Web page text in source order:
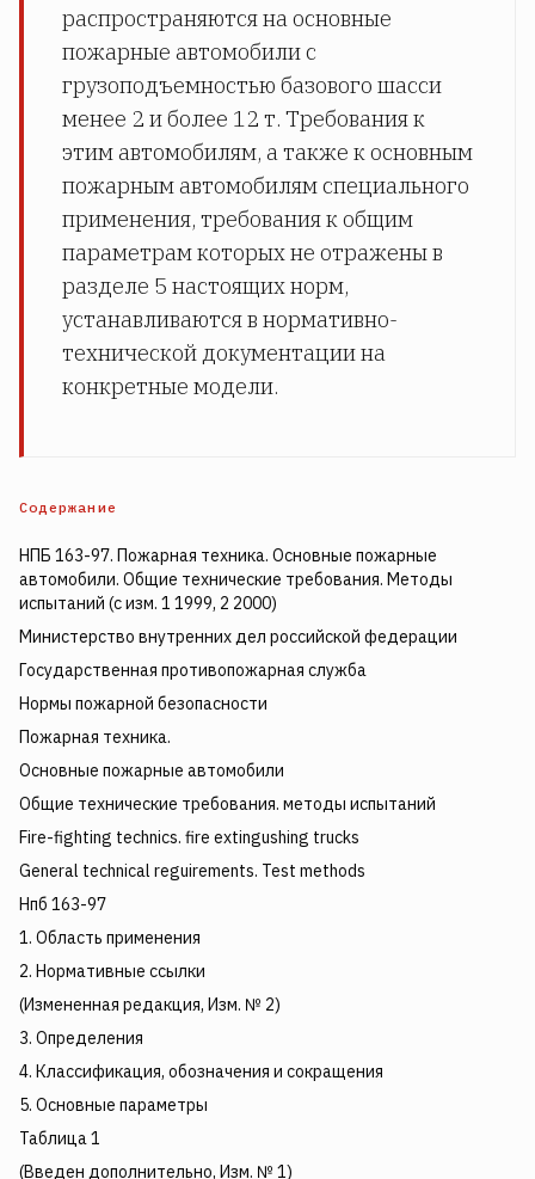
распространяются на основные
пожарные автомобили с
грузоподъемностью базового шасси
менее 2 и более 12 т. Требования к
этим автомобилям, а также к основным
пожарным автомобилям специального
применения, требования к общим
параметрам которых не отражены в
разделе 5 настоящих норм,
устанавливаются в нормативно-
технической документации на
конкретные модели.
Содержание
НПБ 163-97. Пожарная техника. Основные пожарные
автомобили. Общие технические требования. Методы
испытаний (с изм. 1 1999, 2 2000)
Министерство внутренних дел российской федерации
Государственная противопожарная служба
Нормы пожарной безопасности
Пожарная техника.
Основные пожарные автомобили
Общие технические требования. методы испытаний
Fire-fighting technics. fire extingushing trucks
General technical reguirements. Test methods
Нпб 163-97
1. Область применения
2. Нормативные ссылки
(Измененная редакция, Изм. № 2)
3. Определения
4. Классификация, обозначения и сокращения
5. Основные параметры
Таблица 1
(Введен дополнительно, Изм. № 1)